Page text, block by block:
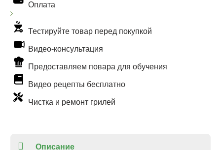
Оплата
Тестируйте товар перед покупкой
Видео-консультация
Предоставляем повара для обучения
Видео рецепты бесплатно
Чистка и ремонт грилей
Описание